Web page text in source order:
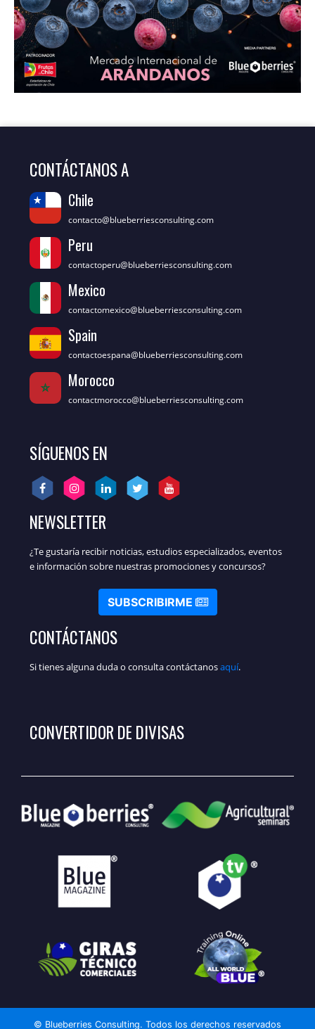
CONTÁCTANOS A
Chile
contacto@blueberriesconsulting.com
Peru
contactoperu@blueberriesconsulting.com
Mexico
contactomexico@blueberriesconsulting.com
Spain
contactoespana@blueberriesconsulting.com
Morocco
contactmorocco@blueberriesconsulting.com
SÍGUENOS EN
NEWSLETTER
¿Te gustaría recibir noticias, estudios especializados, eventos
e información sobre nuestras promociones y concursos?
SUBSCRIBIRME
CONTÁCTANOS
Si tienes alguna duda o consulta contáctanosaquí.
CONVERTIDOR DE DIVISAS
© Blueberries Consulting. Todos los derechos reservados